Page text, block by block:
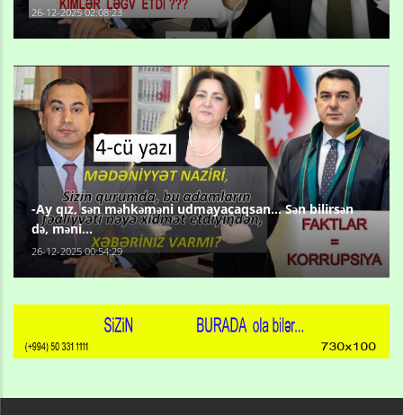
26-12-2025 02:08:23
-Ay qız, sən məhkəməni udmayacaqsan... Sən bilirsən
də, məni...
26-12-2025 00:54:29